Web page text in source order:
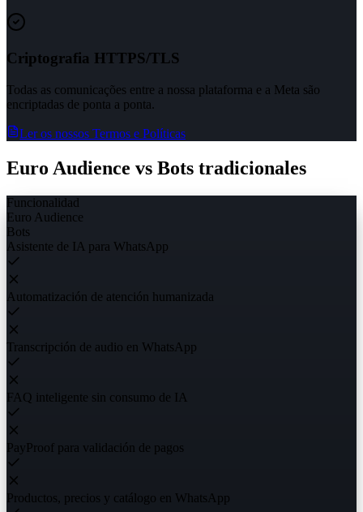
Criptografia HTTPS/TLS
Todas as comunicações entre a nossa plataforma e a Meta são
encriptadas de ponta a ponta.
Ler os nossos Termos e Políticas
Euro Audience vs Bots tradicionales
Funcionalidad
Euro Audience
Bots
Asistente de IA para WhatsApp
Automatización de atención humanizada
Transcripción de audio en WhatsApp
FAQ inteligente sin consumo de IA
PayProof para validación de pagos
Productos, precios y catálogo en WhatsApp